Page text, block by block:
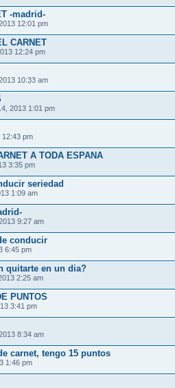
-madrid-
12:01 pm
CARNET
12:24 pm
10:33 am
2013 1:01 pm
12:43 pm
A TODA ESPANA
3:35 pm
seriedad
1:09 am
9:27 am
conducir
6:45 pm
quitarte en un dia?
2:25 am
PUNTOS
3:41 pm
8:34 am
carnet, tengo 15 puntos
1:46 pm